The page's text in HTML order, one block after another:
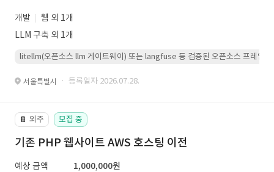
개발
웹 외 1개
LLM 구축 외 1개
litellm(오픈소스 llm 게이트웨이) 또는 langfuse 등 검증된 오픈소스 프레임워
서울특별시 · 등록일자 2026.07.28.
📔 외주 모집 중
기존 PHP 웹사이트 AWS 호스팅 이전
예상 금액
1,000,000원